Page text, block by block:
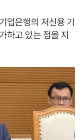
업은행의 저신용 기
하고 있는 점을 지